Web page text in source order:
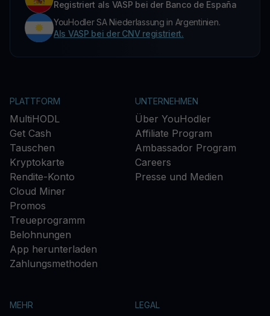
Registriert als VASP bei der Banco de España
YouHodler SA Niederlassung in Argentinien.
Als VASP bei der CNV registriert.
PLATTFORM
MultiHODL
Get Cash
Tauschen
Kryptokarte
Rendite-Konto
Cloud Miner
Promos
Treueprogramm
Belohnungen
App herunterladen
Zahlungsmethoden
UNTERNEHMEN
Über YouHodler
Affiliate Program
Ambassador Program
Careers
Presse und Medien
MEHR LEGAL